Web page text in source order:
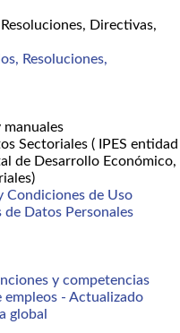
Directivas,
Resoluciones,
Sectoriales ( IPES entidad
de Desarrollo Económico,
Condiciones de Uso
de Datos Personales
y competencias
empleos - Actualizado
global